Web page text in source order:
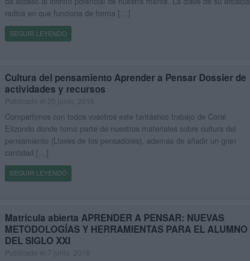
radica en que funciona de forma […]
SEGUIR LEYENDO
Cultura del pensamiento Aprender a Pensar Dossier de
actividades y recursos
Compartimos con todos vosotros este fantástico trabajo de Coral
Elizondo donde tomo parte de nuestros materiales sobre cultura del
pensamiento (Llaves de los pensadores), además de añadir un gran
cantidad […]
SEGUIR LEYENDO
Matricula abierta APRENDER A PENSAR: NUEVAS
METODOLOGÍAS Y HERRAMIENTAS PARA EL ALUMNO
DEL SIGLO XXI